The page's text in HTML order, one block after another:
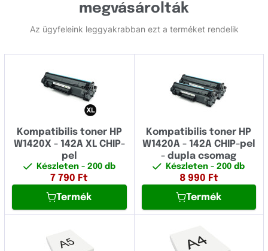
megvásárolták
Az ügyfeleink leggyakrabban ezt a terméket rendelik
Kompatibilis toner HP
W1420X - 142A XL CHIP-
pel
Készleten - 200 db
7 790 Ft
Termék
Kompatibilis toner HP
W1420A - 142A CHIP-pel
- dupla csomag
Készleten- 200 db
8 990 Ft
Termék